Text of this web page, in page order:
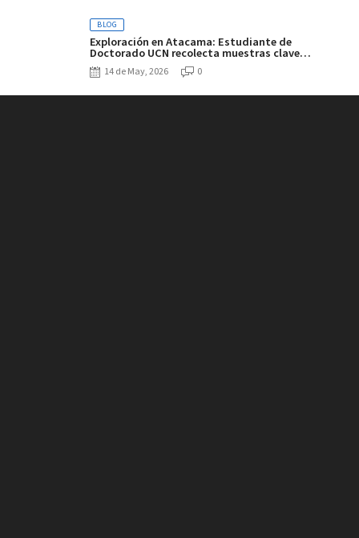
BLOG
Exploración en Atacama: Estudiante de
Doctorado UCN recolecta muestras clave
en los salares de Gorbea e Ignorado
14 de May, 2026 0